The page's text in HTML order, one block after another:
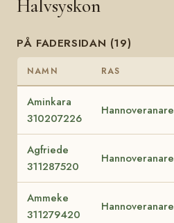
Halvsyskon
PÅ FADERSIDAN (19)
NAMN RAS
Aminkara
310207226
Hannoveranare
Agfriede
311287520
Hannoveranare
Ammeke
311279420
Hannoveranare